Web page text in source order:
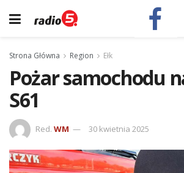
Strona Główna Region Ełk
Pożar samochodu
S61
Red. WM 30 kwietnia 2025